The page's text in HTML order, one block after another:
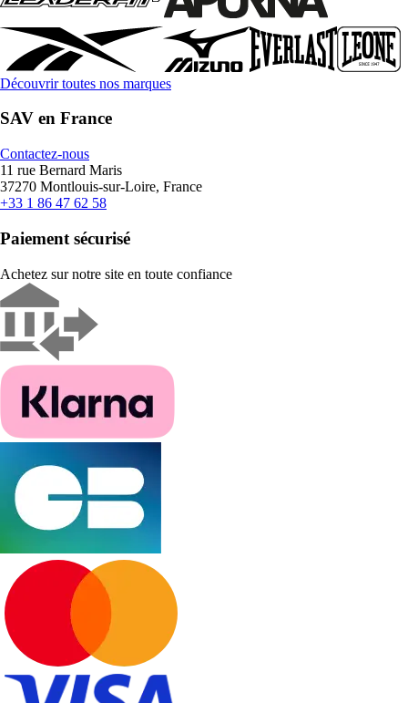
Découvrir toutes nos marques
SAV en France
Contactez-nous
11 rue Bernard Maris
37270 Montlouis-sur-Loire, France
+33 1 86 47 62 58
Paiement sécurisé
Achetez sur notre site en toute confiance